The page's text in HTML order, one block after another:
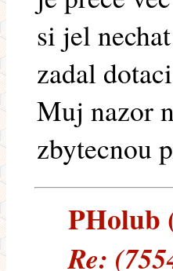
si jel
zadal
Muj nazor
zbytecnou
PHolub
Re: